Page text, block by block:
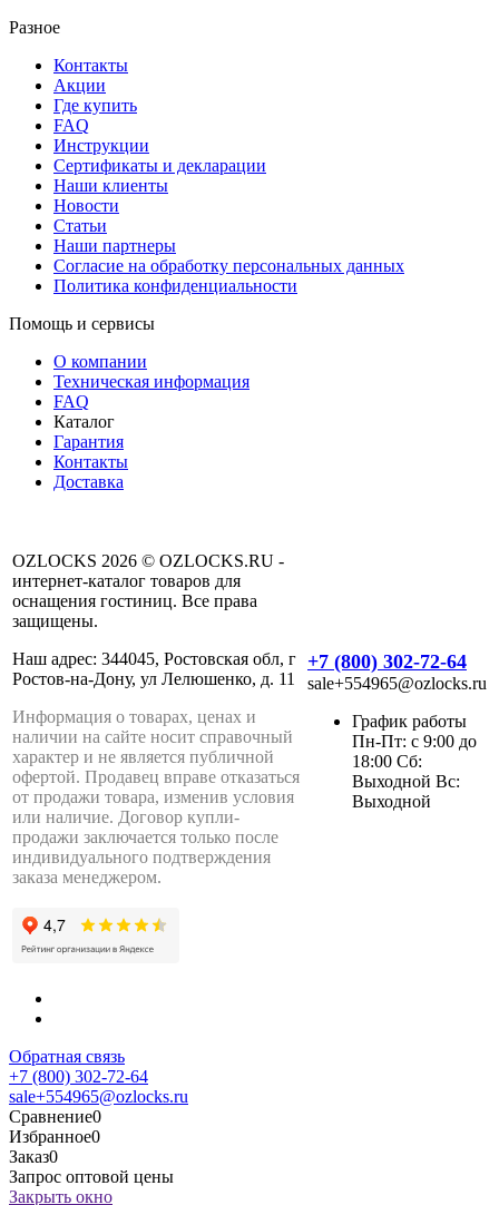
Разное
Контакты
Акции
Где купить
FAQ
Инструкции
Сертификаты и декларации
Наши клиенты
Новости
Статьи
Наши партнеры
Согласие на обработку персональных данных
Политика конфиденциальности
Помощь и сервисы
О компании
Техническая информация
FAQ
Каталог
Гарантия
Контакты
Доставка
OZLOCKS 2026 © OZLOCKS.RU -
интернет-каталог товаров для
оснащения гостиниц. Все права
защищены.
Наш адрес: 344045, Ростовская обл, г
Ростов-на-Дону, ул Лелюшенко, д. 11
Информация о товарах, ценах и
наличии на сайте носит справочный
характер и не является публичной
офертой. Продавец вправе отказаться
от продажи товара, изменив условия
или наличие. Договор купли-
продажи заключается только после
индивидуального подтверждения
заказа менеджером.
+7 (800) 302-72-64
sale+554965@ozlocks.ru
График работы
Пн-Пт: с 9:00 до
18:00 Сб:
Выходной Вс:
Выходной
Обратная связь
+7 (800) 302-72-64
sale+554965@ozlocks.ru
Сравнение0
Избранное0
Заказ0
Запрос оптовой цены
Закрыть окно